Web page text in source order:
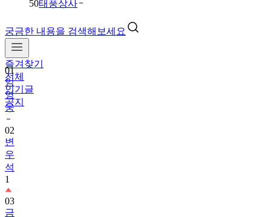
50태풍상사
궁금한 내용을 검색해보세요
즐겨찾기
전체
인기글
공지
01
임
영
웅
02
변
우
석
1
03
금
타